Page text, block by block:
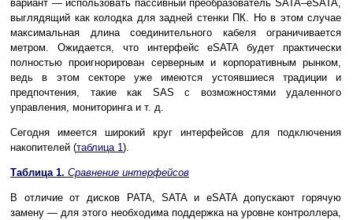
вариант — использовать пассивный преобразователь SATA–eSATA,
выглядящий как колодка для задней стенки ПК. Но в этом случае
максимальная длина соединительного кабеля ограничивается
метром. Ожидается, что интерфейс eSATA будет практически
полностью проигнорирован серверным и корпоративным рынком,
ведь в этом секторе уже имеются устоявшиеся традиции и
предпочтения, такие как SAS с возможностями удаленного
управления, мониторинга и т. д.
Сегодня имеется широкий круг интерфейсов для подключения
накопителей (таблица 1).
Таблица 1. Сравнение интерфейсов
В отличие от дисков PATA, SATA и eSATA допускают горячую
замену — для этого необходима поддержка на уровне контроллера,